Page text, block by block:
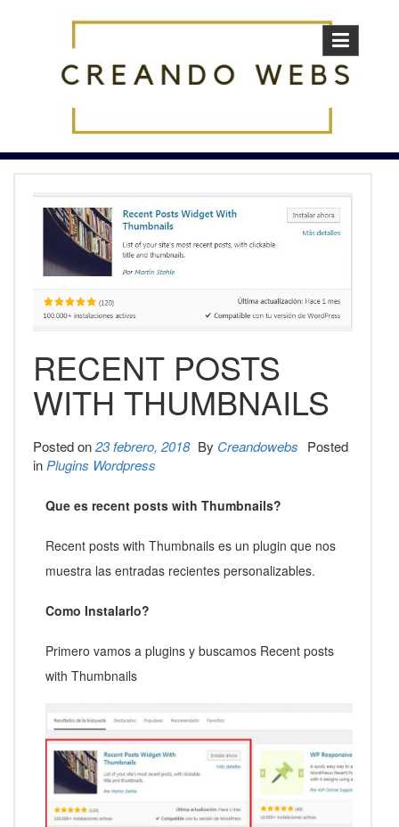
RECENT POSTS
WITH THUMBNAILS
Posted on23 febrero, 2018 By Creandowebs Posted
inPlugins Wordpress
Que es recent posts with Thumbnails?
Recent posts with Thumbnails es un plugin que nos
muestra las entradas recientes personalizables.
Como Instalarlo?
Primero vamos a plugins y buscamos Recent posts
with Thumbnails